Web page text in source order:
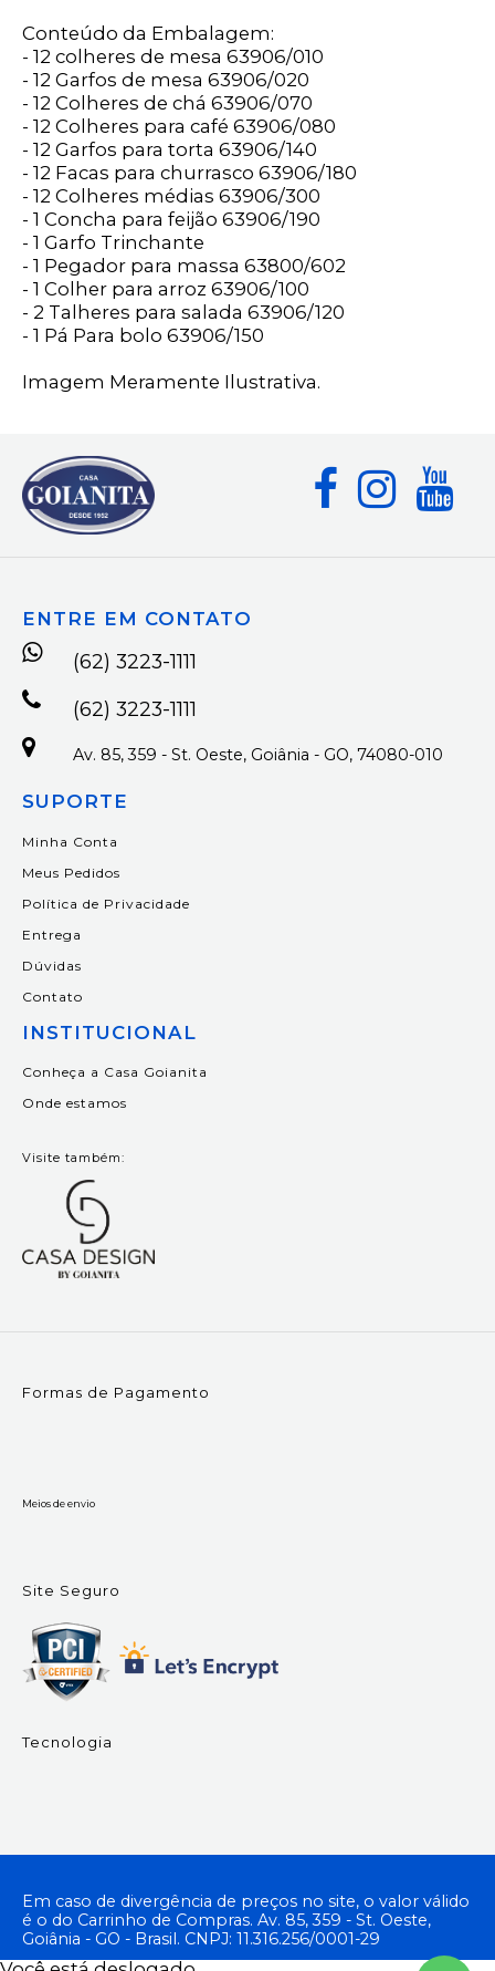
Conteúdo da Embalagem:
- 12 colheres de mesa 63906/010
- 12 Garfos de mesa 63906/020
- 12 Colheres de chá 63906/070
- 12 Colheres para café 63906/080
- 12 Garfos para torta 63906/140
- 12 Facas para churrasco 63906/180
- 12 Colheres médias 63906/300
- 1 Concha para feijão 63906/190
- 1 Garfo Trinchante
- 1 Pegador para massa 63800/602
- 1 Colher para arroz 63906/100
- 2 Talheres para salada 63906/120
- 1 Pá Para bolo 63906/150
Imagem Meramente Ilustrativa.
ENTRE EM CONTATO
(62) 3223-1111
(62) 3223-1111
Av. 85, 359 - St. Oeste, Goiânia - GO, 74080-010
SUPORTE
Minha Conta
Meus Pedidos
Política de Privacidade
Entrega
Dúvidas
Contato
INSTITUCIONAL
Conheça a Casa Goianita
Onde estamos
Visite também:
Formas de Pagamento
Meios de envio
Site Seguro
Tecnologia
Em caso de divergência de preços no site, o valor válido
é o do Carrinho de Compras. Av. 85, 359 - St. Oeste,
Goiânia - GO - Brasil. CNPJ: 11.316.256/0001-29